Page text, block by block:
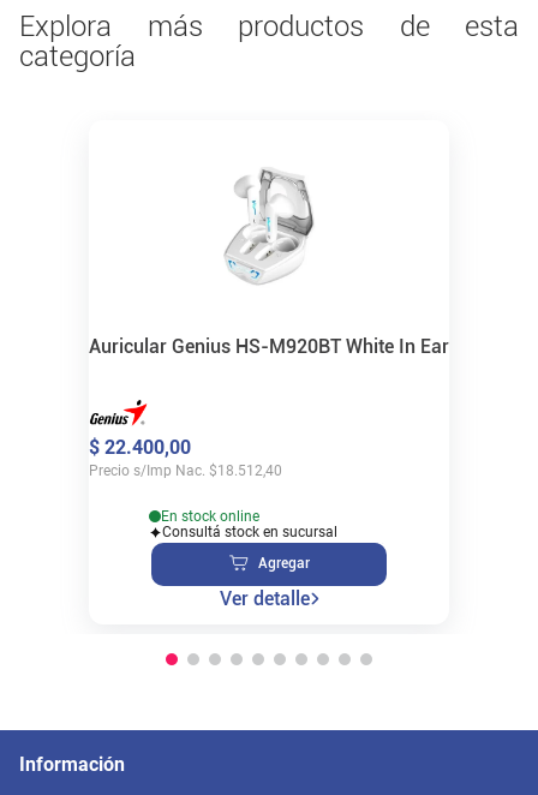
para quienes buscan un auricular de uso diario
con las características específicas de esta
versión.
Explora más productos de esta
categoría
Auricular Genius HS-M920BT White In Ear
$ 22.400,00
Precio s/Imp Nac. $18.512,40
En stock online
Consultá stock en sucursal
Agregar
Ver detalle
Información